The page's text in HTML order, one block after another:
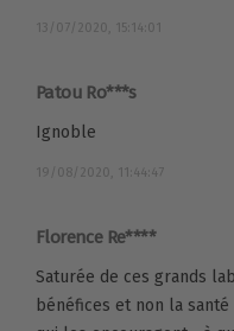
13/07/2020, 15:14:01
Patou Ro***s
Ignoble
19/08/2020, 11:44:47
Florence Re****
Saturée de ces grands
bénéfices et non la